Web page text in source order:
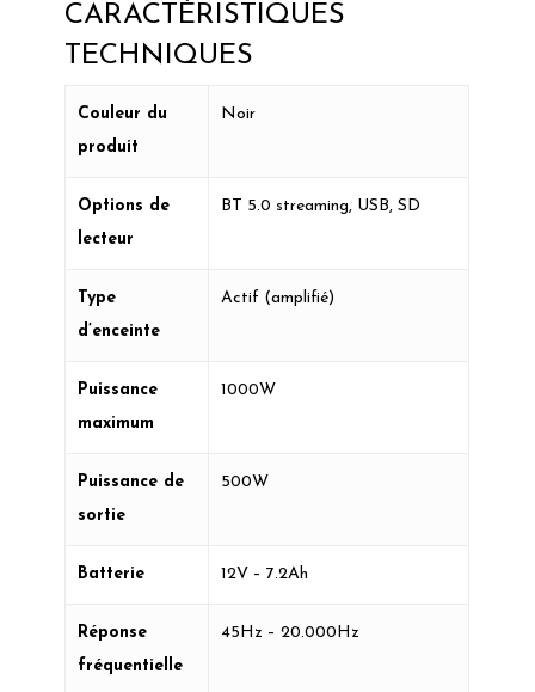
CARACTÉRISTIQUES
TECHNIQUES
Couleur du
produit
Noir
Options de
lecteur
BT 5.0 streaming, USB, SD
Type
d’enceinte
Actif (amplifié)
Puissance
maximum
1000W
Puissance de
sortie
500W
Batterie 12V – 7.2Ah
Réponse
fréquentielle
45Hz – 20.000Hz